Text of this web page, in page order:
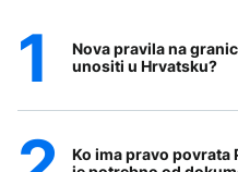
Nova pravila na
unositi u Hrvatsku?
Ko ima pravo povrata